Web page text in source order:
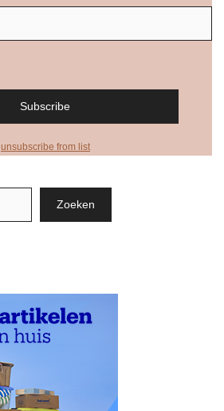
unsubscribe from list
Zoeken